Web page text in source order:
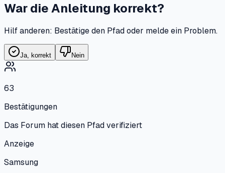
War die Anleitung korrekt?
Hilf anderen: Bestätige den Pfad oder melde ein Problem.
Ja, korrekt Nein
63
Bestätigungen
Das Forum hat diesen Pfad verifiziert
Anzeige
Samsung